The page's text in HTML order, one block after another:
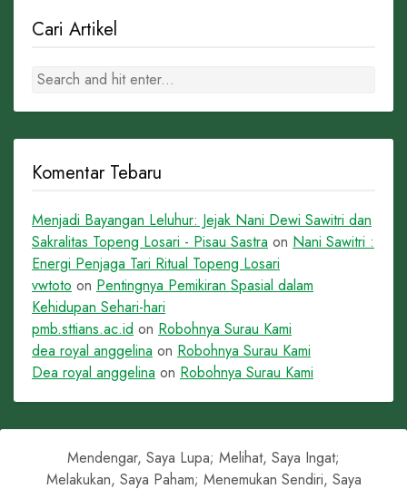
Cari Artikel
Komentar Tebaru
Menjadi Bayangan Leluhur: Jejak Nani Dewi Sawitri dan
Sakralitas Topeng Losari - Pisau Sastra on Nani Sawitri :
Energi Penjaga Tari Ritual Topeng Losari
vwtoto on Pentingnya Pemikiran Spasial dalam
Kehidupan Sehari-hari
pmb.sttians.ac.id on Robohnya Surau Kami
dea royal anggelina on Robohnya Surau Kami
Dea royal anggelina on Robohnya Surau Kami
Mendengar, Saya Lupa; Melihat, Saya Ingat;
Melakukan, Saya Paham; Menemukan Sendiri, Saya